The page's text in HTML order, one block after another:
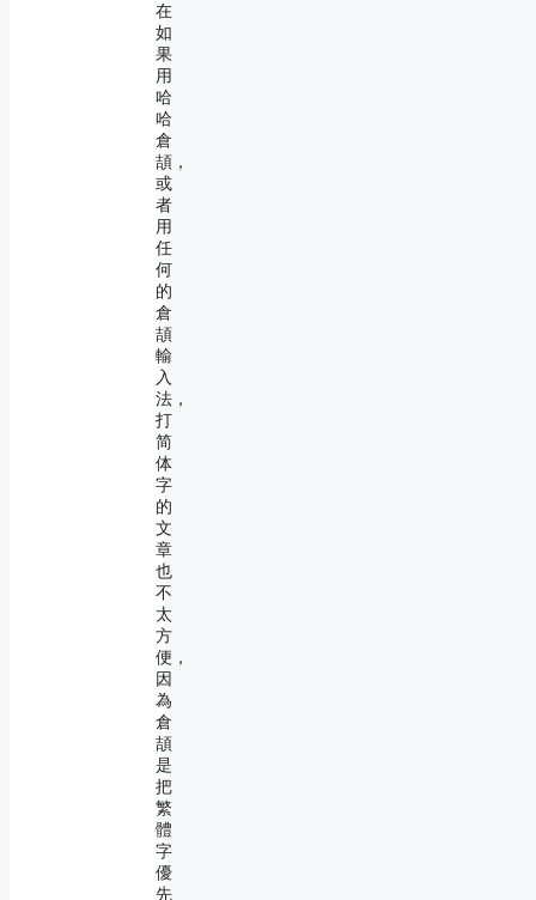
在
如
果
用
哈
哈
倉
頡，
或
者
用
任
何
的
倉
頡
輸
入
法，
打
简
体
字
的
文
章
也
不
太
方
便，
因
為
倉
頡
是
把
繁
體
字
優
先